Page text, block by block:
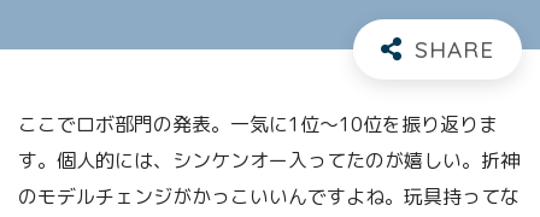
ここでロボ部門の発表。一気に1位～10位を振り返りま
す。個人的には、シンケンオー入ってたのが嬉しい。折神
のモデルチェンジがかっこいいんですよね。玩具持ってな